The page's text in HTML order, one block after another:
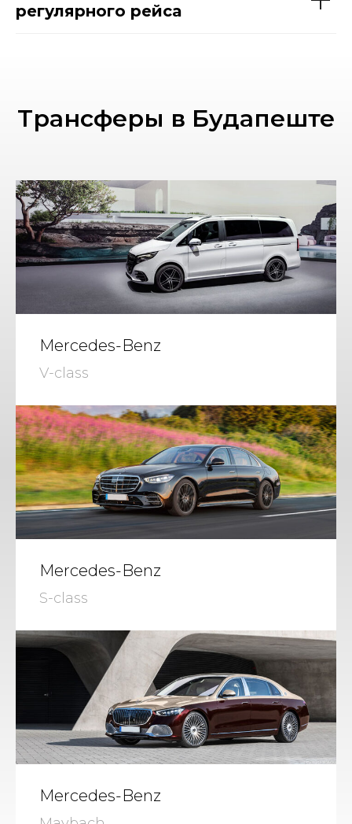
регулярного рейса
Трансферы в Будапеште
Mercedes-Benz
V-class
Mercedes-Benz
S-class
Mercedes-Benz